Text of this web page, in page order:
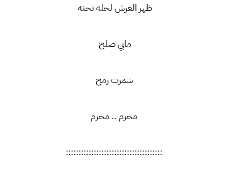
ظهر العرش لجله نحنه
مابي صلح
شمرت رمح
محرم .. محرم
::::::::::::::::::::::::::::::::::::::